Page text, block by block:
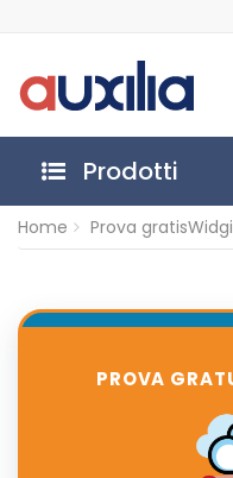
Prodotti
Home Prova
PROVA